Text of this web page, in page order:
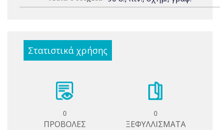
Στατιστικά χρήσης
0
ΠΡΟΒΟΛΕΣ
0
ΞΕΦΥΛΛΙΣΜΑΤΑ